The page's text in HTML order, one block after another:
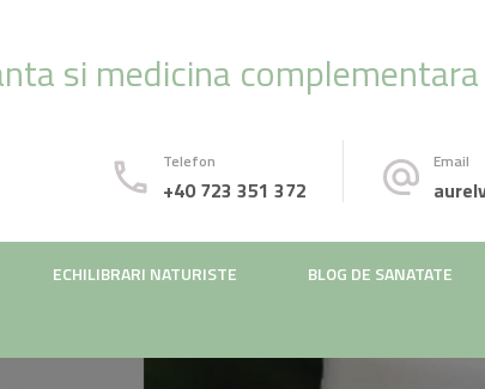
si medicina
Telefon
+40 723 351 372
Email
ECHILIBRARI NATURISTE BLOG DE SANATATE